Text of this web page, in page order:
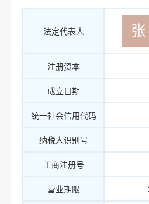
法定代表人 张
注册资本
成立日期
统一社会信用代码
纳税人识别号
工商注册号
营业期限